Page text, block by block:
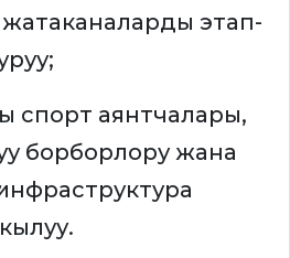
этап-
спорт аянтчалары,
борборлору жана